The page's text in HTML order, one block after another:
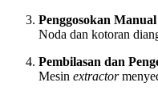
Penggosokan
Noda dan kotoran
Pembilasan dan
Mesin extractor